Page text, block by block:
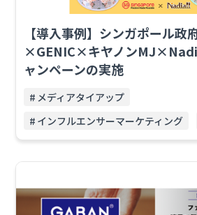
【導入事例】シンガポール政
×GENIC×キヤノン
ャンペーンの実施
メディアタイアップ
インフルエンサーマーケティング